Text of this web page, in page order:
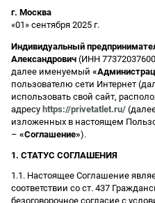
г. Москва
«01» сентября 2025 г.
Индивидуальный
Александрович (ИНН
далее именуемый
пользователю сети Интернет
использовать свой сайт,
адресу https://privetatlet.ru/
изложенных в настоящем
– «Соглашение»).
1. СТАТУС СОГЛАШЕНИЯ
1.1. Настоящее Соглашение
соответствии со ст. 437
безоговорочное согласие с